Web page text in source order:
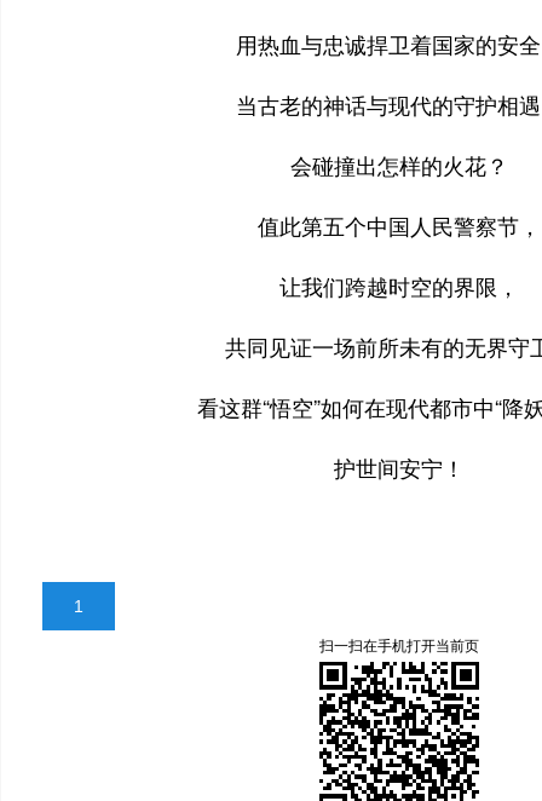
用热血与忠诚捍卫着国家的安
当古老的神话与现代的守护相
会碰撞出怎样的火花？
值此第五个中国人民警察节，
让我们跨越时空的界限，
共同见证一场前所未有的无界守
看这群“悟空”如何在现代都市中“降
护世间安宁！
1
扫一扫在手机打开当前页